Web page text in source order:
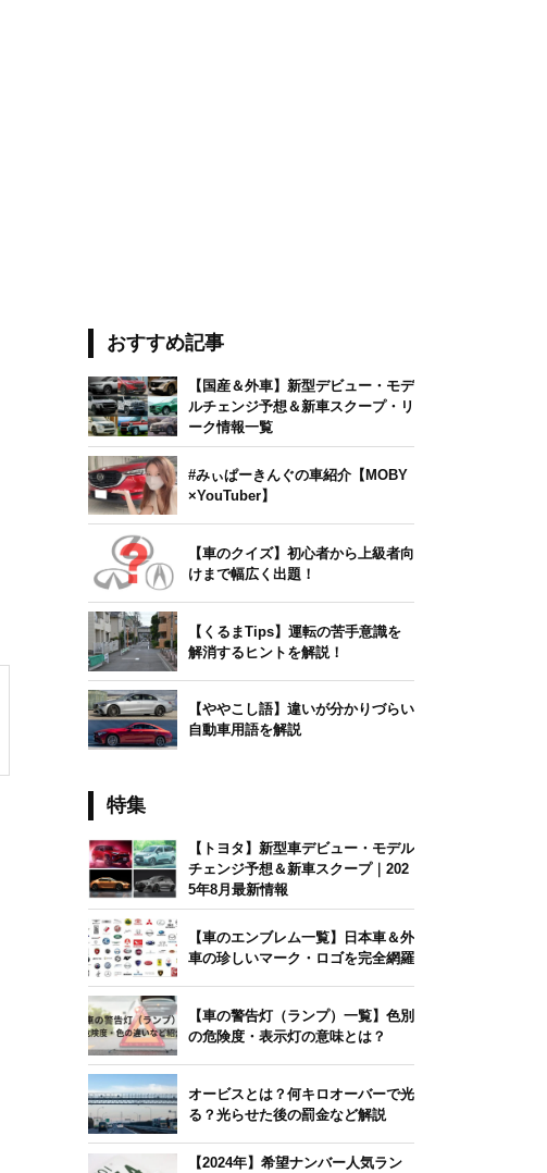
おすすめ記事
【国産＆外車】新型デビュー・モデ
ルチェンジ予想＆新車スクープ・リ
ーク情報一覧
#みぃぱーきんぐの車紹介【MOBY
×YouTuber】
【車のクイズ】初心者から上級者向
けまで幅広く出題！
【くるまTips】運転の苦手意識を
解消するヒントを解説！
【ややこし語】違いが分かりづらい
自動車用語を解説
特集
【トヨタ】新型車デビュー・モデル
チェンジ予想＆新車スクープ｜202
5年8月最新情報
【車のエンブレム一覧】日本車＆外
車の珍しいマーク・ロゴを完全網羅
【車の警告灯（ランプ）一覧】色別
の危険度・表示灯の意味とは？
オービスとは？何キロオーバーで光
る？光らせた後の罰金など解説
【2024年】希望ナンバー人気ラン